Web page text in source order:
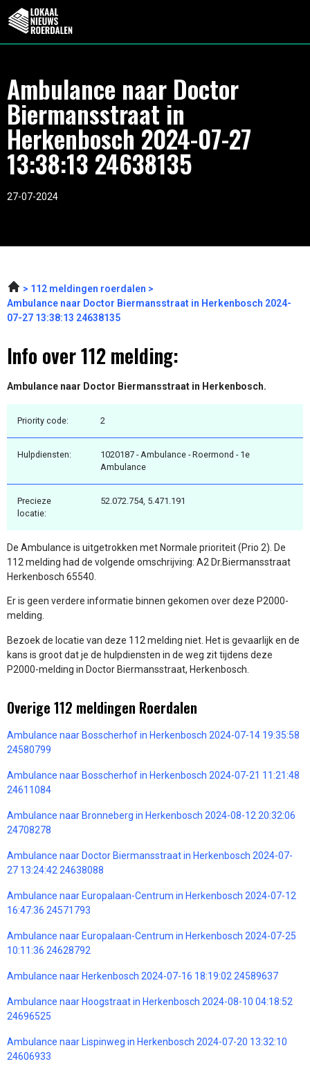
Ambulance naar Doctor
Biermansstraat in
Herkenbosch 2024-07-27
13:38:13 24638135
27-07-2024
112 meldingen roerdalen
Ambulance naar Doctor Biermansstraat in Herkenbosch 2024-
07-27 13:38:13 24638135
Info over 112 melding:
Ambulance naar Doctor Biermansstraat in Herkenbosch.
Priority code: 2
Hulpdiensten:
1020187 - Ambulance - Roermond - 1e
Ambulance
Precieze
locatie:
52.072.754, 5.471.191
De Ambulance is uitgetrokken met Normale prioriteit (Prio 2). De
112 melding had de volgende omschrijving: A2 Dr.Biermansstraat
Herkenbosch 65540.
Er is geen verdere informatie binnen gekomen over deze P2000-
melding.
Bezoek de locatie van deze 112 melding niet. Het is gevaarlijk en de
kans is groot dat je de hulpdiensten in de weg zit tijdens deze
P2000-melding in Doctor Biermansstraat, Herkenbosch.
Overige 112 meldingen Roerdalen
Ambulance naar Bosscherhof in Herkenbosch 2024-07-14 19:35:58
24580799
Ambulance naar Bosscherhof in Herkenbosch 2024-07-21 11:21:48
24611084
Ambulance naar Bronneberg in Herkenbosch 2024-08-12 20:32:06
24708278
Ambulance naar Doctor Biermansstraat in Herkenbosch 2024-07-
27 13:24:42 24638088
Ambulance naar Europalaan-Centrum in Herkenbosch 2024-07-12
16:47:36 24571793
Ambulance naar Europalaan-Centrum in Herkenbosch 2024-07-25
10:11:36 24628792
Ambulance naar Herkenbosch 2024-07-16 18:19:02 24589637
Ambulance naar Hoogstraat in Herkenbosch 2024-08-10 04:18:52
24696525
Ambulance naar Lispinweg in Herkenbosch 2024-07-20 13:32:10
24606933